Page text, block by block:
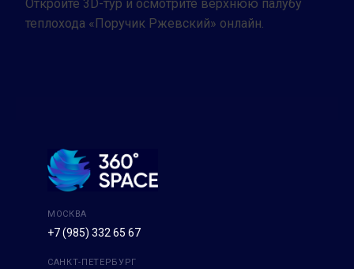
Откройте 3D-тур и осмотрите верхнюю палубу
теплохода «Поручик Ржевский» онлайн.
МОСКВА
+7 (985) 332 65 67
САНКТ-ПЕТЕРБУРГ